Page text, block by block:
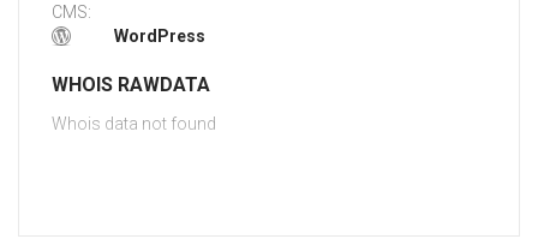
CMS:
WordPress
WHOIS RAWDATA
Whois data not found